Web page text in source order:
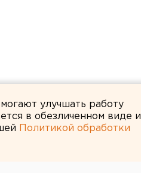
улучшать работу
в обезличенном виде и
Политикой обработки